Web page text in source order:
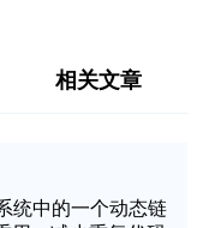
相关文章
统中的一个动态链